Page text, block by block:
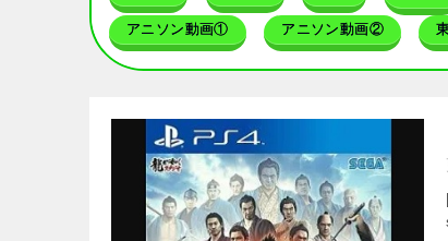
アニソン動画① アニソン動画②